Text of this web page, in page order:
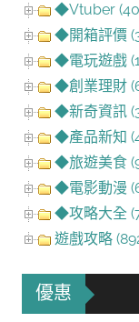
◆Vtuber
◆開箱評價
◆電玩遊戲
◆創業理財
◆新奇資訊
◆產品新知
◆旅遊美食
◆電影動漫
◆攻略大全
遊戲攻略
優惠